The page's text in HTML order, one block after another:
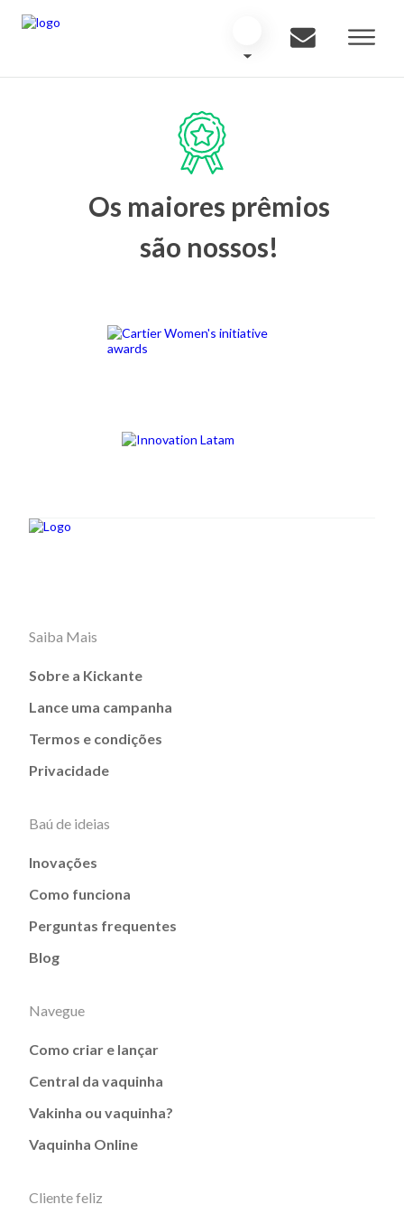
Os maiores prêmios
são nossos!
Saiba Mais
Sobre a Kickante
Lance uma campanha
Termos e condições
Privacidade
Baú de ideias
Inovações
Como funciona
Perguntas frequentes
Blog
Navegue
Como criar e lançar
Central da vaquinha
Vakinha ou vaquinha?
Vaquinha Online
Cliente feliz